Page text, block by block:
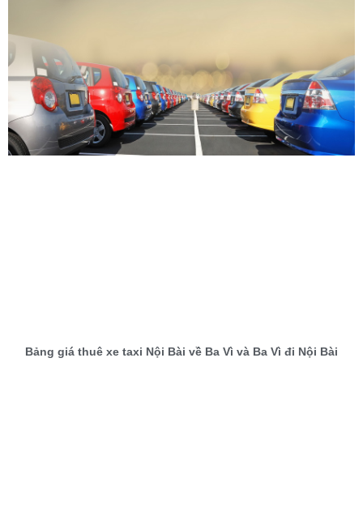
Bảng giá thuê xe taxi Nội Bài về Ba Vì và Ba Vì đi Nội Bài